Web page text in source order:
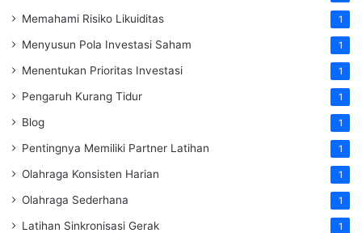
Memahami Risiko Likuiditas 1
Menyusun Pola Investasi Saham 1
Menentukan Prioritas Investasi 1
Pengaruh Kurang Tidur 1
Blog 1
Pentingnya Memiliki Partner Latihan 1
Olahraga Konsisten Harian 1
Olahraga Sederhana 1
Latihan Sinkronisasi Gerak 1